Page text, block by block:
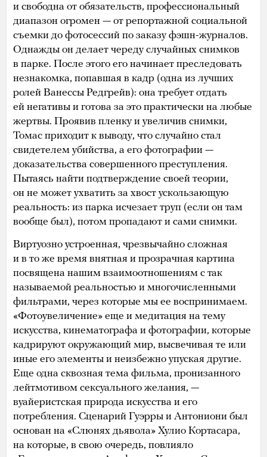
и свободна от обязательств, профессиональный
диапазон огромен — от репортажной социальной
съемки до фотосессий по заказу фэшн-журналов.
Однажды он делает череду случайных снимков
в парке. После этого его начинает преследовать
незнакомка, попавшая в кадр (одна из лучших
ролей Ванессы Редгрейв): она требует отдать
ей негативы и готова за это практически на любые
жертвы. Проявив пленку и увеличив снимки,
Томас приходит к выводу, что случайно стал
свидетелем убийства, а его фотографии —
доказательства совершенного преступления.
Пытаясь найти подтверждение своей теории,
он не может ухватить за хвост ускользающую
реальность: из парка исчезает труп (если он там
вообще был), потом пропадают и сами снимки.
Виртуозно устроенная, чрезвычайно сложная
и в то же время внятная и прозрачная картина
посвящена нашим взаимоотношениям с так
называемой реальностью и многочисленными
фильтрами, через которые мы ее воспринимаем.
«Фотоувеличение» еще и медитация на тему
искусства, кинематографа и фотографии, которые
кадрируют окружающий мир, высвечивая те или
иные его элементы и неизбежно упуская другие.
Еще одна сквозная тема фильма, пронизанного
лейтмотивом сексуального желания, —
вуайеристская природа искусства и его
потребления. Сценарий Гуэрры и Антониони был
основан на «Слюнях дьявола» Хулио Кортасара,
на которые, в свою очередь, повлияло